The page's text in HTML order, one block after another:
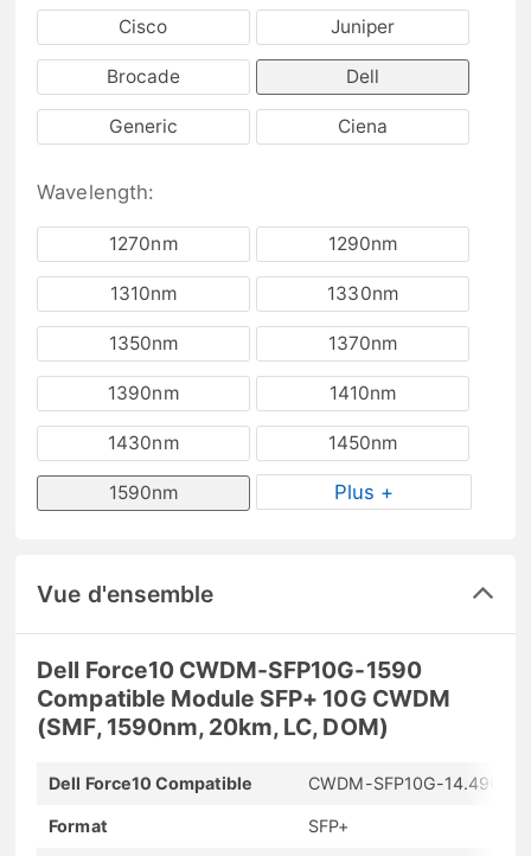
Cisco Juniper
Brocade Dell
Generic Ciena
Wavelength:
1270nm 1290nm
1310nm 1330nm
1350nm 1370nm
1390nm 1410nm
1430nm 1450nm
1590nm Plus +
Vue d'ensemble
Dell Force10 CWDM-SFP10G-1590
Compatible Module SFP+ 10G CWDM
(SMF, 1590nm, 20km, LC, DOM)
Dell Force10 Compatible CWDM-SFP10G-14.490
Format SFP+